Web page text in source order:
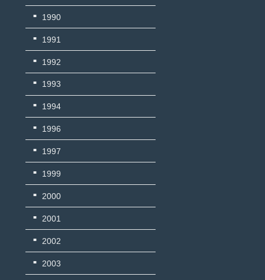
1990
1991
1992
1993
1994
1996
1997
1999
2000
2001
2002
2003